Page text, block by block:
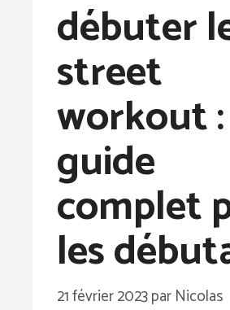
débuter
street
workout
guide
complet
les
21 février 2023parNicolas